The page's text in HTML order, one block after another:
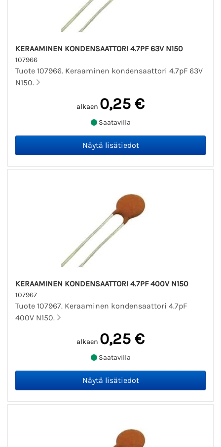
KERAAMINEN KONDENSAATTORI 4.7PF 63V N150
107966
Tuote 107966. Keraaminen kondensaattori 4.7pF 63V
N150.
alkaen 0,25 €
Saatavilla
KERAAMINEN KONDENSAATTORI 4.7PF 400V N150
107967
Tuote 107967. Keraaminen kondensaattori 4.7pF
400V N150.
alkaen 0,25 €
Saatavilla